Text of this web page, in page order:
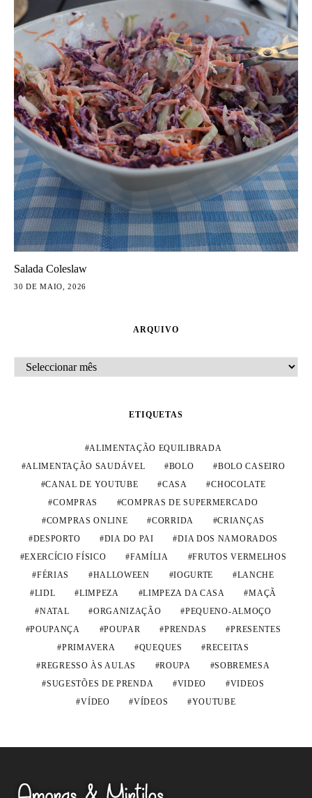
Salada Coleslaw
30 DE MAIO, 2026
ARQUIVO
ARQUIVO
ETIQUETAS
ALIMENTAÇÃO EQUILIBRADA
ALIMENTAÇÃO SAUDÁVEL
BOLO
BOLO CASEIRO
CANAL DE YOUTUBE
CASA
CHOCOLATE
COMPRAS
COMPRAS DE SUPERMERCADO
COMPRAS ONLINE
CORRIDA
CRIANÇAS
DESPORTO
DIA DO PAI
DIA DOS NAMORADOS
EXERCÍCIO FÍSICO
FAMÍLIA
FRUTOS VERMELHOS
FÉRIAS
HALLOWEEN IOGURTE
LANCHE
LIDL
LIMPEZA LIMPEZA DA CASA
MAÇÃ
NATAL
ORGANIZAÇÃO
PEQUENO-ALMOÇO
POUPANÇA
POUPAR PRENDAS
PRESENTES
PRIMAVERA
QUEQUES
RECEITAS
REGRESSO ÀS AULAS
ROUPA
SOBREMESA
SUGESTÕES DE PRENDA
VIDEO
VIDEOS
VÍDEO
VÍDEOS YOUTUBE